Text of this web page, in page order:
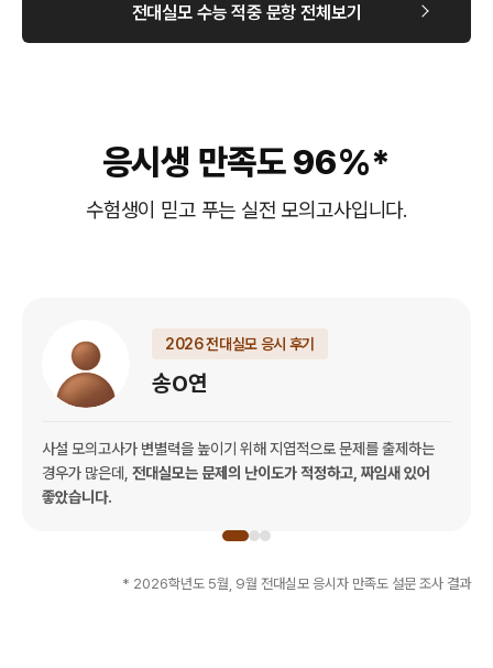
전대실모 수능 적중 문항 전체보기
응시생 만족도 96%*
수험생이 믿고 푸는 실전 모의고사입니다.
2026 전대실모 응시 후기
송O연
사설 모의고사가 변별력을 높이기 위해 지엽적으로 문제를 출제하는
경우가 많은데,전대실모는 문제의 난이도가 적정하고, 짜임새 있어
좋았습니다.
* 2026학년도 5월, 9월 전대실모 응시자 만족도 설문 조사 결과